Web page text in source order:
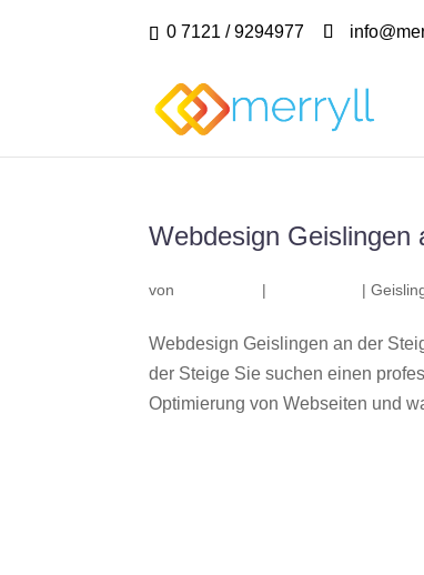
0 7121 / 9294977
Webdesign Geislingen
von | |
Webdesign Geislingen an der
der Steige Sie suchen einen
Optimierung von Webseiten und